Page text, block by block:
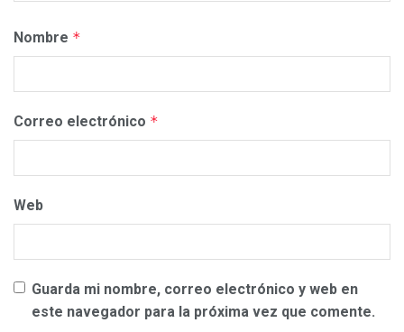
Nombre *
Correo electrónico *
Web
Guarda mi nombre, correo electrónico y web en
este navegador para la próxima vez que comente.